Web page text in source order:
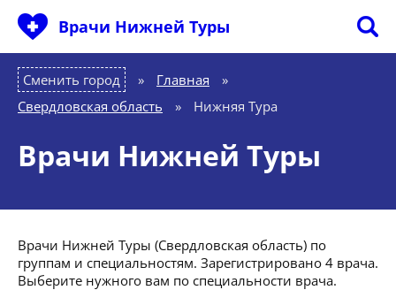
Врачи Нижней Туры
Сменить город Главная
»
Свердловская область
» Нижняя Тура
Врачи Нижней Туры
Врачи Нижней Туры (Свердловская область) по
группам и специальностям. Зарегистрировано 4 врача.
Выберите нужного вам по специальности врача.